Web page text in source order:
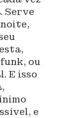
Serve
ou
E isso
e